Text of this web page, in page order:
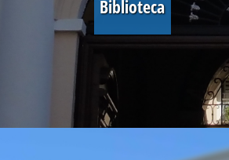
Biblioteca